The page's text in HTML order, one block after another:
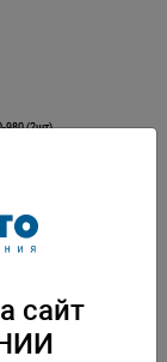
980 (2шт)
сайт